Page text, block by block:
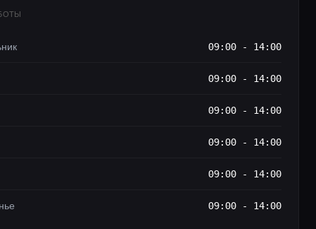
09:00 - 14:00
09:00 - 14:00
09:00 - 14:00
09:00 - 14:00
09:00 - 14:00
09:00 - 14:00